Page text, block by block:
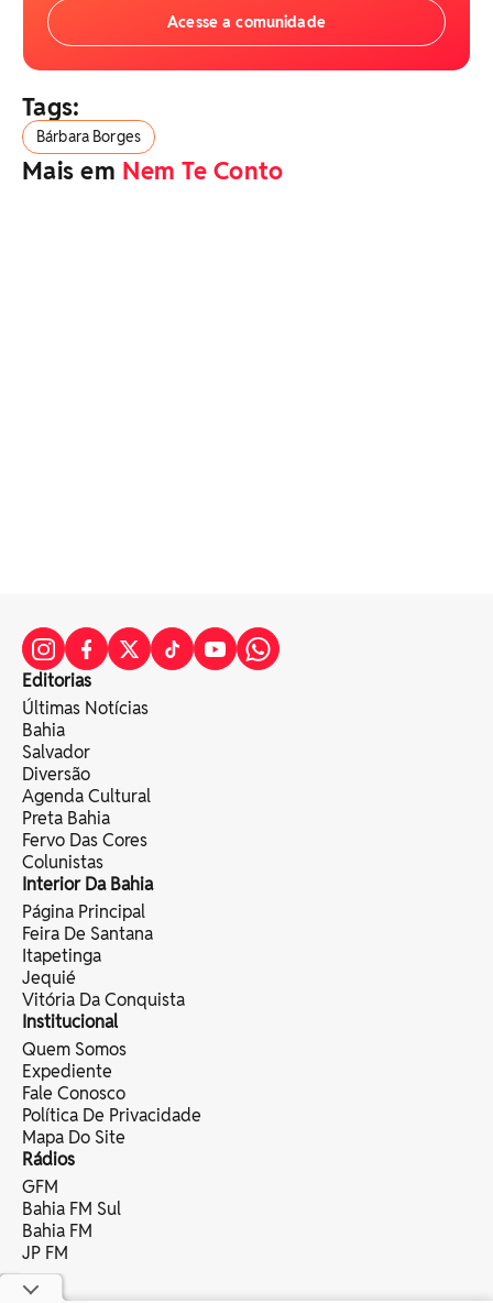
Acesse a comunidade
Tags:
Bárbara Borges
Mais em Nem Te Conto
Editorias
Últimas Notícias
Bahia
Salvador
Diversão
Agenda Cultural
Preta Bahia
Fervo Das Cores
Colunistas
Interior Da Bahia
Página Principal
Feira De Santana
Itapetinga
Jequié
Vitória Da Conquista
Institucional
Quem Somos
Expediente
Fale Conosco
Política De Privacidade
Mapa Do Site
Rádios
GFM
Bahia FM Sul
Bahia FM
JP FM